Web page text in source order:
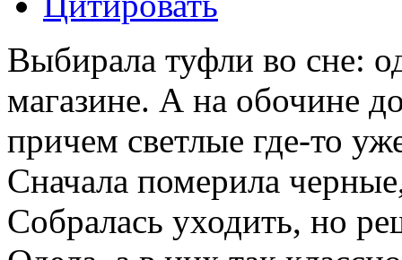
Выбирала туфли во сне:
магазине. А на обочине
причем светлые где-то
Сначала померила
Собралась уходить, но